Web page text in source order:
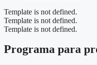
Template is not defined.
Template is not defined.
Template is not defined.
Programa para